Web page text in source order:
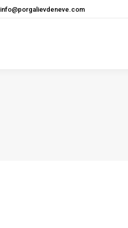
info@porgalievdeneve.com
Ana Sayfa